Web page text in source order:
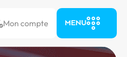
Mon compte MENU